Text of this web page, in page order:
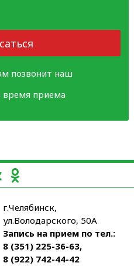
позвонит наш
время приема
г.Челябинск,
ул.Володарского, 50А
Запись на прием по тел.:
8 (351) 225-36-63,
8 (922) 742-44-42